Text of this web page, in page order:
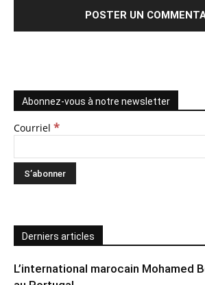
Abonnez-vous à notre newsletter
Courriel *
Derniers articles
L’international marocain Mohamed